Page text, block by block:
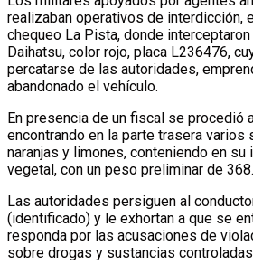
realizaban operativos de interdicción,
chequeo La Pista, donde interceptaron
Daihatsu, color rojo, placa L236476,
percatarse de las autoridades,
abandonado el vehículo.
En presencia de un fiscal se procedió
encontrando en la parte trasera varios
naranjas y limones, conteniendo en
vegetal, con un peso preliminar de
Las autoridades persiguen al
(identificado) y le exhortan a que se
responda por las acusaciones de
sobre drogas y sustancias